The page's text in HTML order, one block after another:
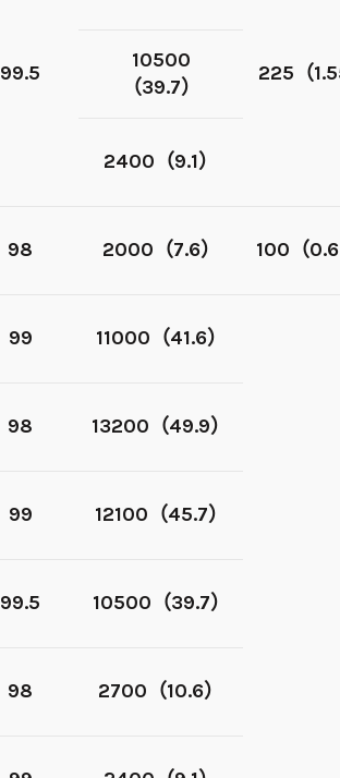
99.5 225（
10500
（39.7）
2400（9.1）
98 2000（7.6） 100（
99 11000（41.6）
98 13200（49.9）
99 12100（45.7）
99.5 10500（39.7）
98 2700（10.6）